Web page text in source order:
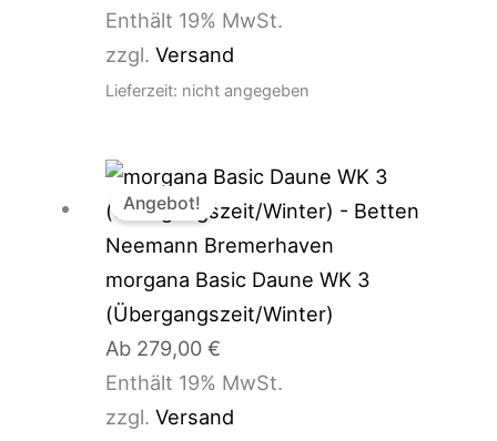
Enthält 19% MwSt.
zzgl. Versand
Lieferzeit: nicht angegeben
Angebot!
morgana Basic Daune WK 3
(Übergangszeit/Winter)
Ab 279,00 €
Enthält 19% MwSt.
zzgl. Versand